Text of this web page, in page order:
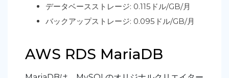
データベースストレージ: 0.115ドル/GB/月
バックアップストレージ: 0.095ドル/GB/月
AWS RDS MariaDB